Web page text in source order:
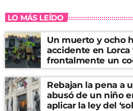
LO MÁS LEÍDO
Un muerto y ocho
accidente en Lorca
frontalmente un
Rebajan la pena a
abusó de un niño
aplicar la ley del